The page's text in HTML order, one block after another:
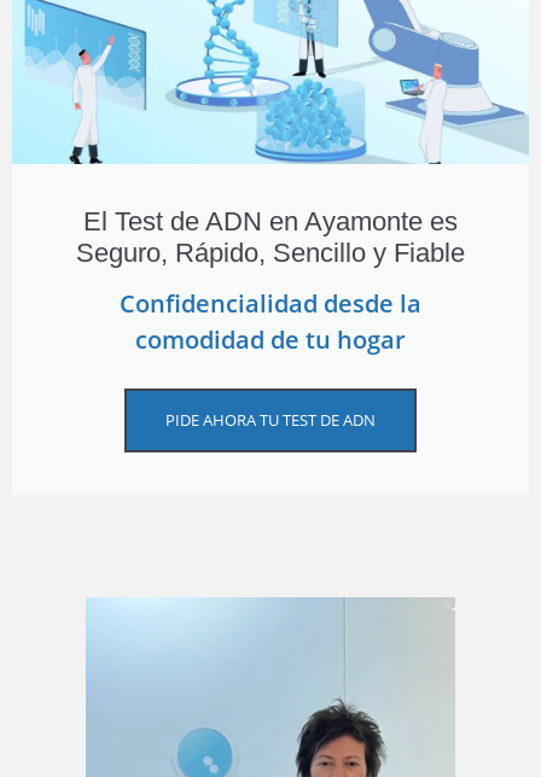
El Test de ADN en Ayamonte es
Seguro, Rápido, Sencillo y Fiable
Confidencialidad desde la
comodidad de tu hogar
PIDE AHORA TU TEST DE ADN